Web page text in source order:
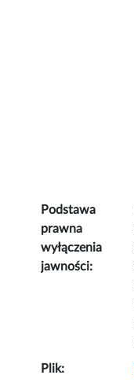
Podstawa
prawna
wyłączenia
jawności:
Plik: